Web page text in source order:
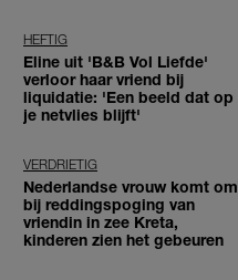
HEFTIG
Eline uit 'B&B Vol Liefde'
verloor haar vriend bij
liquidatie: 'Een beeld dat op
je netvlies blijft'
VERDRIETIG
Nederlandse vrouw komt om
bij reddingspoging van
vriendin in zee Kreta,
kinderen zien het gebeuren